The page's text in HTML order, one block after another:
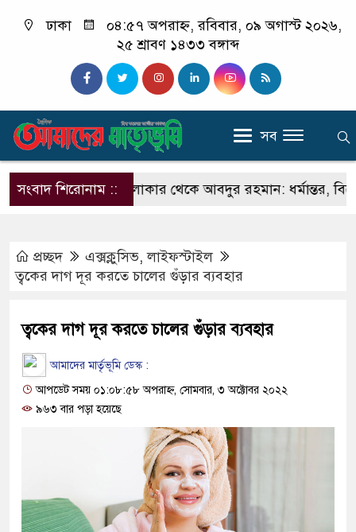
ঢাকা
০৪:৫৭ অপরাহ্ন, রবিবার, ০৯ অগাস্ট ২০২৬,
২৫ শ্রাবণ ১৪৩৩ বঙ্গাব্দ
সব
সংবাদ শিরোনাম ::
সঞ্জিত মালাকার থেকে আবদুর রহমান: ধর্মান্তর, বিয়ে, ২০
প্রচ্ছদ এক্সক্লুসিভ,লাইফস্টাইল
ত্বকের দাগ দূর করতে চালের গুঁড়ার ব্যবহার
ত্বকের দাগ দূর করতে চালের গুঁড়ার ব্যবহার
আমাদের মার্তৃভূমি ডেস্ক :
আপডেট সময় ০১:০৮:৫৮ অপরাহ্ন, সোমবার, ৩ অক্টোবর ২০২২
৯৬৩ বার পড়া হয়েছে